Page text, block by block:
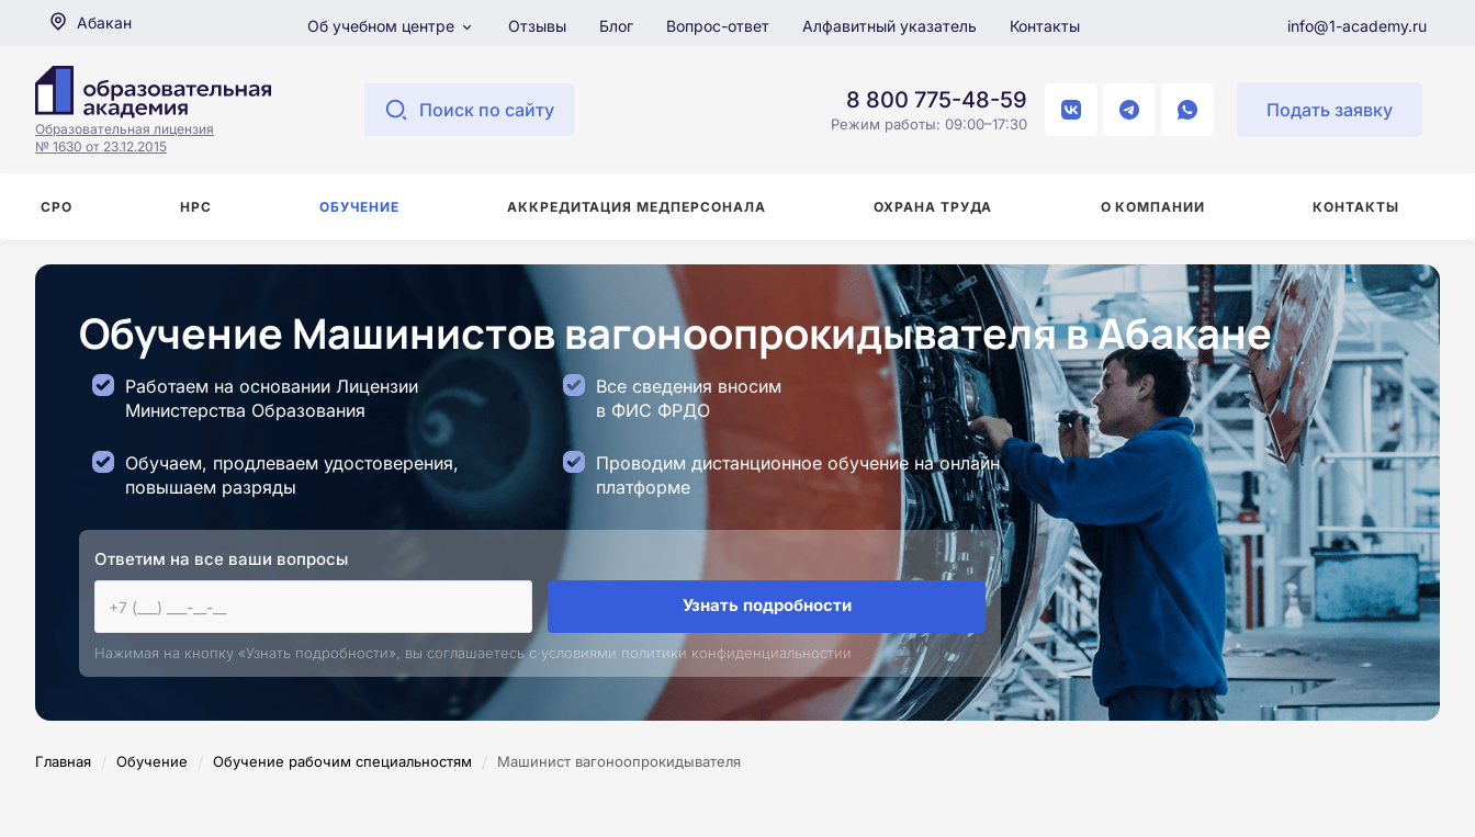
Абакан Об учебном центре Отзывы Блог Вопрос-ответ Алфавитный указатель Контакты info@1-academy.ru
Образовательная лицензия
№ 1630 от 23.12.2015
Поиск по сайту 8 800 775-48-59
Режим работы: 09:00–17:30
Подать заявку
СРО НРС ОБУЧЕНИЕ АККРЕДИТАЦИЯ МЕДПЕРСОНАЛА ОХРАНА ТРУДА О КОМПАНИИ КОНТАКТЫ
Обучение Машинистов вагоноопрокидывателя в Абакане
Работаем на основании Лицензии
Министерства Образования
Все сведения вносим
в ФИС ФРДО
Обучаем, продлеваем удостоверения,
повышаем разряды
Проводим дистанционное обучение на онлайн
платформе
Ответим на все ваши вопросы
Узнать подробности
Нажимая на кнопку «Узнать подробности», вы соглашаетесь с условиями политики конфиденциальностии
Главная / Обучение / Обучение рабочим специальностям / Машинист вагоноопрокидывателя